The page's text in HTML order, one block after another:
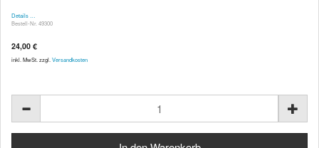
Details …
Bestell-Nr. 49300
24,00 €
inkl. MwSt. zzgl. Versandkosten